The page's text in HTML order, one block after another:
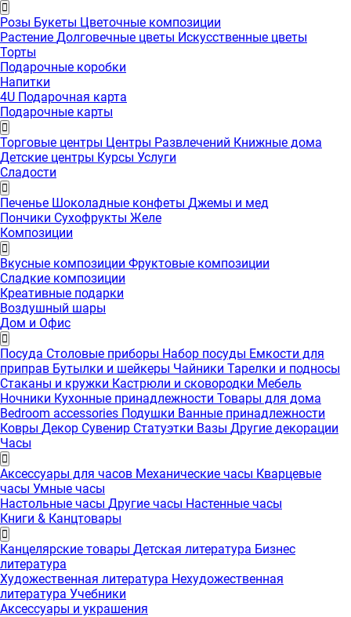
Розы Букеты Цветочные композиции
Растение Долговечные цветы Искусственные цветы
Торты
Подарочные коробки
Напитки
4U Подарочная карта
Подарочные карты
Торговые центры Центры Развлечений Книжные дома
Детские центры Курсы Услуги
Сладости
Печенье Шоколадные конфеты Джемы и мед
Пончики Сухофрукты Желе
Композиции
Вкусные композиции Фруктовые композиции
Сладкие композиции
Креативные подарки
Воздушный шары
Дом и Офис
Посуда Столовые приборы Набор посуды Емкости для
приправ Бутылки и шейкеры Чайники Тарелки и подносы
Стаканы и кружки Кастрюли и сковородки Мебель
Ночники Кухонные принадлежности Товары для дома
Bedroom accessories Подушки Ванные принадлежности
Ковры Декор Сувенир Статуэтки Вазы Другие декорации
Часы
Аксессуары для часов Механические часы Кварцевые
часы Умные часы
Настольные часы Другие часы Настенные часы
Книги & Канцтовары
Канцелярские товары Детская литература Бизнес
литература
Художественная литература Нехудожественная
литература Учебники
Аксессуары и украшения